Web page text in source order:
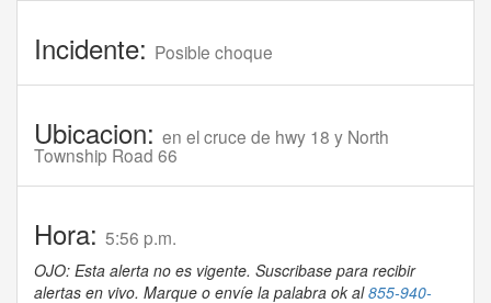
Incidente: Posible choque
Ubicacion: en el cruce de hwy 18 y North
Township Road 66
Hora: 5:56 p.m.
OJO: Esta alerta no es vigente. Suscribase para recibir
alertas en vivo. Marque o envíe la palabra ok al855-940-